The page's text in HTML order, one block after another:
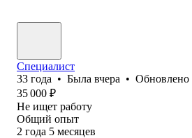
Специалист
33 года • Была вчера • Обновлено
35 000 ₽
Не ищет работу
Общий опыт
2 года 5 месяцев